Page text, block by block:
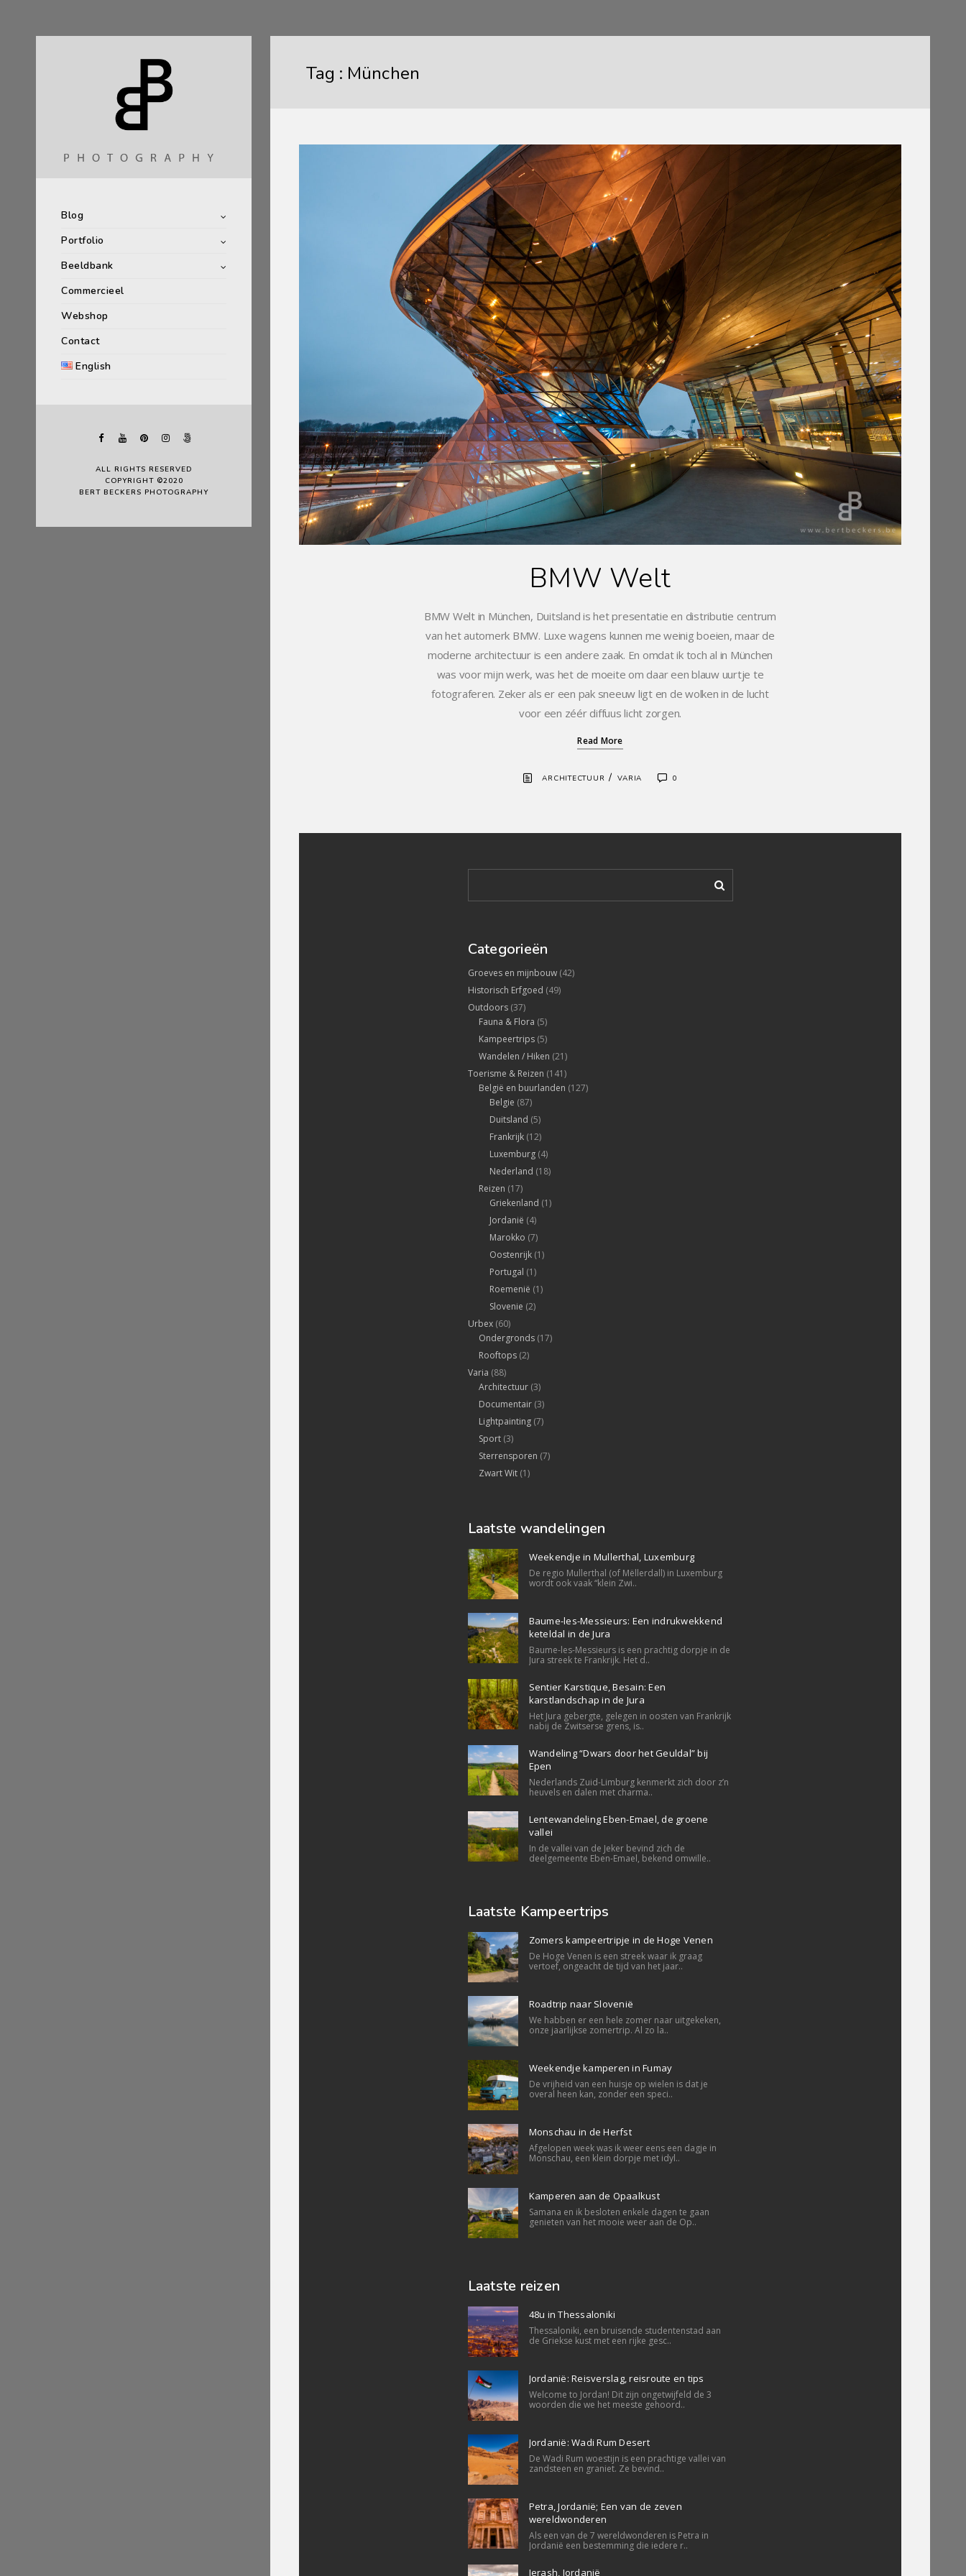
Blog
Portfolio
Beeldbank
Commercieel
Webshop
Contact
English
ALL RIGHTS RESERVED
COPYRIGHT ©2020
BERT BECKERS PHOTOGRAPHY
Tag : München
BMW Welt
BMW Welt in München, Duitsland is het presentatie en distributie centrum
van het automerk BMW. Luxe wagens kunnen me weinig boeien, maar de
moderne architectuur is een andere zaak. En omdat ik toch al in München
was voor mijn werk, was het de moeite om daar een blauw uurtje te
fotograferen. Zeker als er een pak sneeuw ligt en de wolken in de lucht
voor een zéér diffuus licht zorgen.
Read More
ARCHITECTUUR /VARIA 0
Categorieën
Groeves en mijnbouw(42)
Historisch Erfgoed (49)
Outdoors(37)
Fauna & Flora (5)
Kampeertrips(5)
Wandelen / Hiken (21)
Toerisme & Reizen (141)
België en buurlanden (127)
Belgie (87)
Duitsland (5)
Frankrijk(12)
Luxemburg(4)
Nederland (18)
Reizen (17)
Griekenland (1)
Jordanië (4)
Marokko (7)
Oostenrijk(1)
Portugal (1)
Roemenië (1)
Slovenie (2)
Urbex(60)
Ondergronds(17)
Rooftops(2)
Varia (88)
Architectuur(3)
Documentair(3)
Lightpainting(7)
Sport(3)
Sterrensporen (7)
Zwart Wit(1)
Laatste wandelingen
Weekendje in Mullerthal, Luxemburg
De regio Mullerthal (of Mëllerdall) in Luxemburg
wordt ook vaak “klein Zwi..
Baume-les-Messieurs: Een indrukwekkend
keteldal in de Jura
Baume-les-Messieurs is een prachtig dorpje in de
Jura streek te Frankrijk. Het d..
Sentier Karstique, Besain: Een
karstlandschap in de Jura
Het Jura gebergte, gelegen in oosten van Frankrijk
nabij de Zwitserse grens, is..
Wandeling “Dwars door het Geuldal” bij
Epen
Nederlands Zuid-Limburg kenmerkt zich door z’n
heuvels en dalen met charma..
Lentewandeling Eben-Emael, de groene
vallei
In de vallei van de Jeker bevind zich de
deelgemeente Eben-Emael, bekend omwille..
Laatste Kampeertrips
Zomers kampeertripje in de Hoge Venen
De Hoge Venen is een streek waar ik graag
vertoef, ongeacht de tijd van het jaar..
Roadtrip naar Slovenië
We habben er een hele zomer naar uitgekeken,
onze jaarlijkse zomertrip. Al zo la..
Weekendje kamperen in Fumay
De vrijheid van een huisje op wielen is dat je
overal heen kan, zonder een speci..
Monschau in de Herfst
Afgelopen week was ik weer eens een dagje in
Monschau, een klein dorpje met idyl..
Kamperen aan de Opaalkust
Samana en ik besloten enkele dagen te gaan
genieten van het mooie weer aan de Op..
Laatste reizen
48u in Thessaloniki
Thessaloniki, een bruisende studentenstad aan
de Griekse kust met een rijke gesc..
Jordanië: Reisverslag, reisroute en tips
Welcome to Jordan! Dit zijn ongetwijfeld de 3
woorden die we het meeste gehoord..
Jordanië: Wadi Rum Desert
De Wadi Rum woestijn is een prachtige vallei van
zandsteen en graniet. Ze bevind..
Petra, Jordanië; Een van de zeven
wereldwonderen
Als een van de 7 wereldwonderen is Petra in
Jordanië een bestemming die iedere r..
Jerash, Jordanië